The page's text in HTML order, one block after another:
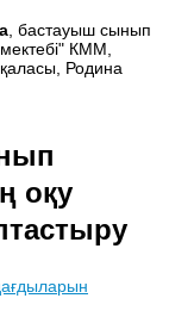
, бастауыш сынып
мектебі" КММ,
Родина
оқу